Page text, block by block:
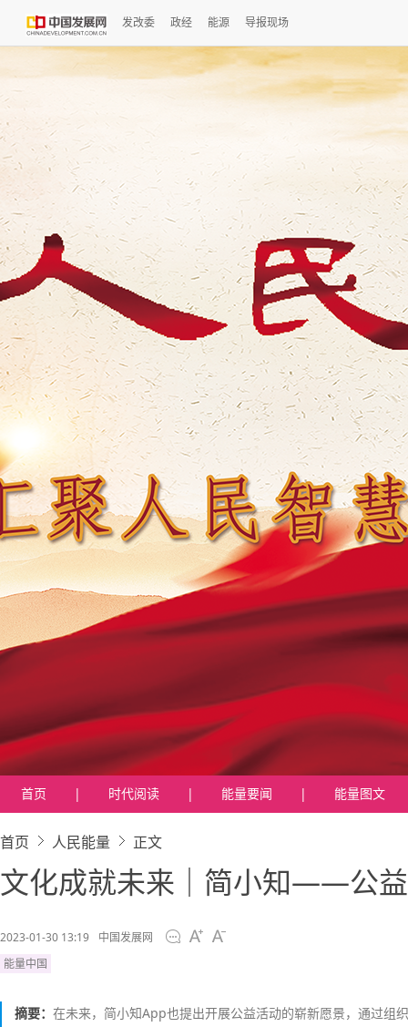
发改委 政经 能源 导报现场
首页 | 时代阅读 | 能量要闻 | 能量图文
首页 人民能量 正文
文化成就未来｜简小知——公
2023-01-30 13:19
中国发展网
能量中国
摘要： 在未来，简小知App也提出开展公益活动的崭新愿景，通过组